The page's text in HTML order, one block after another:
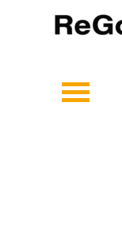
Menü